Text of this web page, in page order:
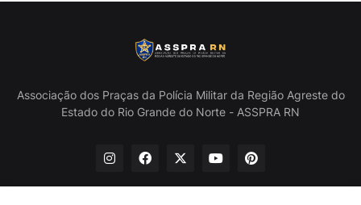
Associação dos Praças da Polícia Militar da Região Agreste do
Estado do Rio Grande do Norte - ASSPRA RN